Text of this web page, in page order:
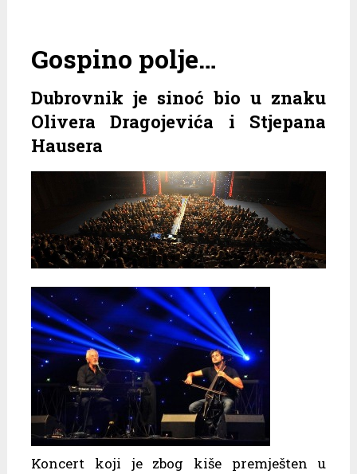
Gospino polje…
Dubrovnik je sinoć bio u znaku
Olivera Dragojevića i Stjepana
Hausera
Koncert koji je zbog kiše premješten u